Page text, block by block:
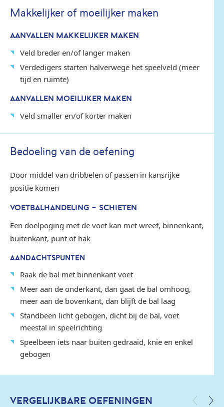
Makkelijker of moeilijker maken
AANVALLEN MAKKELIJKER MAKEN
Veld breder en/of langer maken
Verdedigers starten halverwege het speelveld (meer
tijd en ruimte)
AANVALLEN MOEILIJKER MAKEN
Veld smaller en/of korter maken
Bedoeling van de oefening
Door middel van dribbelen of passen in kansrijke
positie komen
VOETBALHANDELING - SCHIETEN
Een doelpoging met de voet kan met wreef, binnenkant,
buitenkant, punt of hak
AANDACHTSPUNTEN
Raak de bal met binnenkant voet
Meer aan de onderkant, dan gaat de bal omhoog,
meer aan de bovenkant, dan blijft de bal laag
Standbeen licht gebogen, dicht bij de bal, voet
meestal in speelrichting
Speelbeen iets naar buiten gedraaid, knie en enkel
gebogen
VERGELIJKBARE OEFENINGEN